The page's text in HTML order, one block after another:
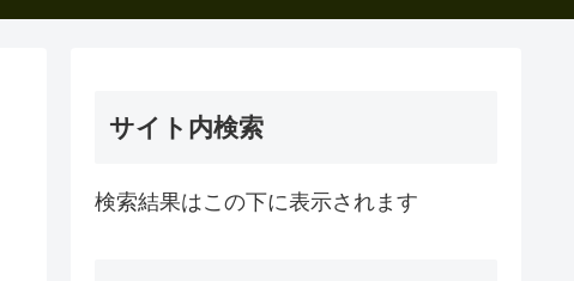
サイト内検索
検索結果はこの下に表示されます